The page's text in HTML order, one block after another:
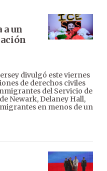
a un
divulgó este viernes
de derechos civiles
del Servicio de
Newark, Delaney Hall,
en menos de un